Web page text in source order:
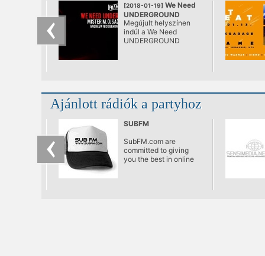
[2018-01-19] We Need
UNDERGROUND
@ FRAME
Megújult helyszínen
indúl a We Need
UNDERGROUND
Ajánlott rádiók a partyhoz
SUBFM
SubFM.com are
committed to giving
you the best in online